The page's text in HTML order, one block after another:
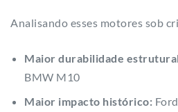
Analisando esses motores sob
Maior durabilidade
BMW M10
Maior impacto histórico: